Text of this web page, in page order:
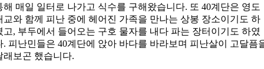
해 매일 일터로 나가고 식수를 구해왔습니다. 또 40계단은 영도
교와 함께 피난 중에 헤어진 가족을 만나는 상봉 장소이기도 하
고, 부두에서 들어오는 구호 물자를 내다 파는 장터이기도 하였
. 피난민들은 40계단에 앉아 바다를 바라보며 피난살이 고달픔
래보곤 했습니다.